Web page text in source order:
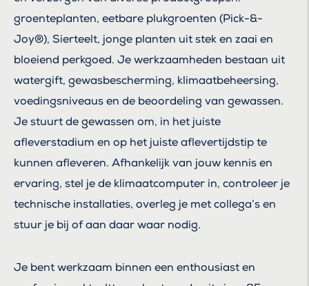
groenteplanten, eetbare plukgroenten (Pick-&-
Joy®), Sierteelt, jonge planten uit stek en zaai en
bloeiend perkgoed. Je werkzaamheden bestaan uit
watergift, gewasbescherming, klimaatbeheersing,
voedingsniveaus en de beoordeling van gewassen.
Je stuurt de gewassen om, in het juiste
afleverstadium en op het juiste aflevertijdstip te
kunnen afleveren. Afhankelijk van jouw kennis en
ervaring, stel je de klimaatcomputer in, controleer je
technische installaties, overleg je met collega’s en
stuur je bij of aan daar waar nodig.
Je bent werkzaam binnen een enthousiast en